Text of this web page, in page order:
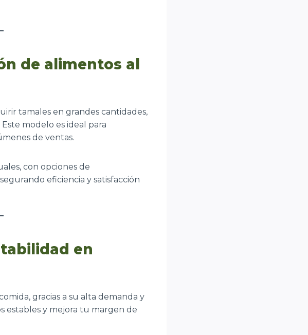
de alimentos al
tamales en grandes cantidades,
modelo es ideal para
de ventas.
con opciones de
eficiencia y satisfacción
en
gracias a su alta demanda y
estables y mejora tu margen de